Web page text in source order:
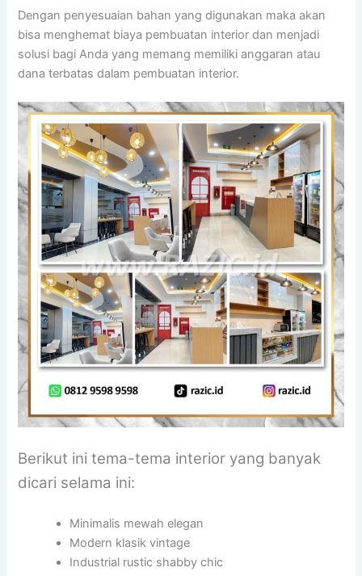
Dengan penyesuaian bahan yang digunakan maka akan
bisa menghemat biaya pembuatan interior dan menjadi
solusi bagi Anda yang memang memiliki anggaran atau
dana terbatas dalam pembuatan interior.
Berikut ini tema-tema interior yang banyak
dicari selama ini:
Minimalis mewah elegan
Modern klasik vintage
Industrial rustic shabby chic